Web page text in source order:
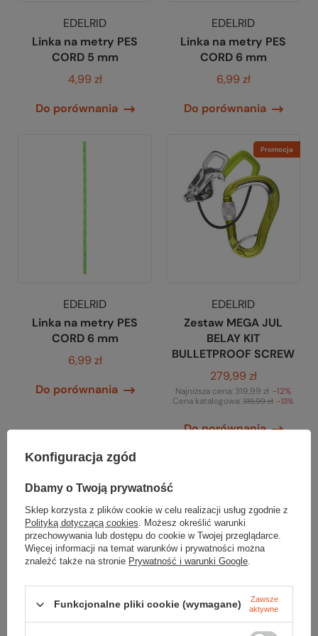
EDELRID
Linka na metry PES
CORD 5 mm
4,99 zł
Do porównania
EDELRID
Linka na metry PES
CORD 6 mm
6,99 zł
Do porównania
EDELRID
Linka na metry PES
CORD 6 mm
6,99 zł
Do porównania
Promocja
EDELRID
Zestaw MEGA JUL
BELAY KIT
BULLETPROOF SCREW
279,99 zł
Najniższa cena: 319,99 zł -12%
Cena katalogowa: 319,99 zł -13%
Do porównania
EDELRID
EDELRID
Konfiguracja zgód
Dbamy o Twoją prywatność
Sklep korzysta z plików cookie w celu realizacji usług zgodnie z
Polityką dotyczącą cookies. Możesz określić warunki
przechowywania lub dostępu do cookie w Twojej przeglądarce.
Więcej informacji na temat warunków i prywatności można
znaleźć także na stronie Prywatność i warunki Google.
Funkcjonalne pliki cookie (wymagane)
Zawsze
aktywne